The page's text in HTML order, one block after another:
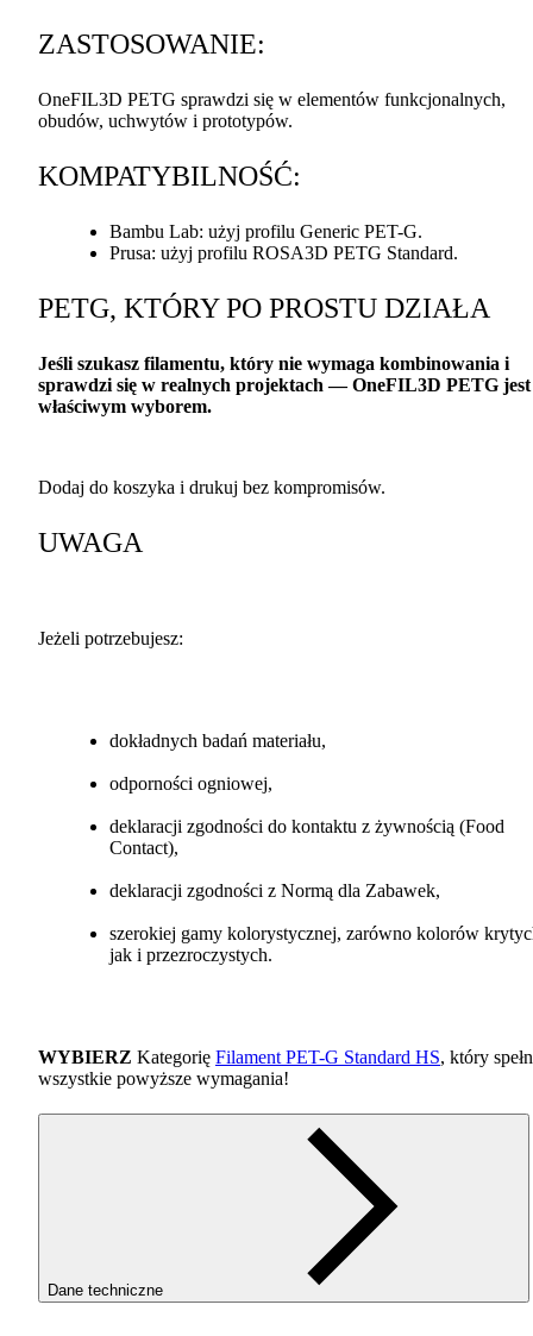
ZASTOSOWANIE:
OneFIL3D PETG sprawdzi się w elementów funkcjonalnych,
obudów, uchwytów i prototypów.
KOMPATYBILNOŚĆ:
Bambu Lab: użyj profilu Generic PET-G.
Prusa: użyj profilu ROSA3D PETG Standard.
PETG, KTÓRYPO PROSTU DZIAŁA
Jeśli szukasz filamentu, który nie wymaga kombinowania i
sprawdzi się w realnych projektach — OneFIL3D PETG jest
właściwym wyborem.
Dodaj do koszyka i drukuj bez kompromisów.
UWAGA
Jeżeli potrzebujesz:
dokładnych badań materiału,
odporności ogniowej,
deklaracji zgodności do kontaktu z żywnością (Food
Contact),
deklaracji zgodności z Normą dla Zabawek,
szerokiej gamy kolorystycznej, zarówno kolorów
jak i przezroczystych.
WYBIERZ Kategorię Filament PET-G Standard HS, który
wszystkie powyższe wymagania!
Dane techniczne